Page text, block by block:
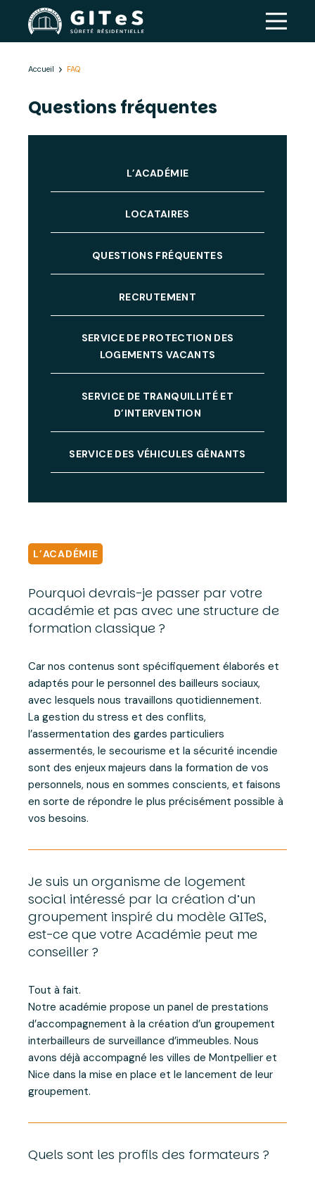
Accueil FAQ
Questions fréquentes
L’ACADÉMIE
LOCATAIRES
QUESTIONS FRÉQUENTES
RECRUTEMENT
SERVICE DE PROTECTION DES
LOGEMENTS VACANTS
SERVICE DE TRANQUILLITÉ ET
D’INTERVENTION
SERVICE DES VÉHICULES GÊNANTS
L’ACADÉMIE
Pourquoi devrais-je passer par votre
académie et pas avec une structure de
formation classique ?
Car nos contenus sont spécifiquement élaborés et
adaptés pour le personnel des bailleurs sociaux,
avec lesquels nous travaillons quotidiennement.
La gestion du stress et des conflits,
l’assermentation des gardes particuliers
assermentés, le secourisme et la sécurité incendie
sont des enjeux majeurs dans la formation de vos
personnels, nous en sommes conscients, et faisons
en sorte de répondre le plus précisément possible à
vos besoins.
Je suis un organisme de logement
social intéressé par la création d’un
groupement inspiré du modèle GITeS,
est-ce que votre Académie peut me
conseiller ?
Tout à fait.
Notre académie propose un panel de prestations
d’accompagnement à la création d’un groupement
interbailleurs de surveillance d’immeubles. Nous
avons déjà accompagné les villes de Montpellier et
Nice dans la mise en place et le lancement de leur
groupement.
Quels sont les profils des formateurs ?